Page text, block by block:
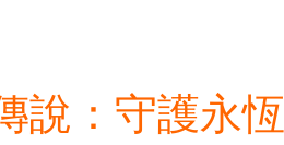
說：守護永